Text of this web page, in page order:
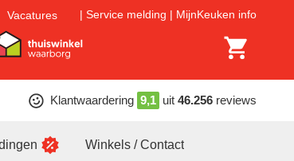
Vacatures Service melding MijnKeuken info
Klantwaardering 9,1 uit 46.256 reviews
Winkels / Contact